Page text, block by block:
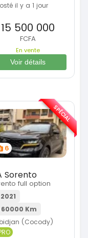
il y a 1 jour
15 500 000
FCFA
En vente
Voir détails
6
Sorento
full option
2021
60000 Km
(Cocody)
SPÉCIAL